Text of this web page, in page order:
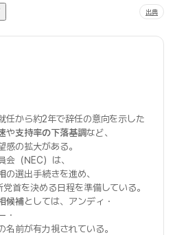
出典
任から約2年で辞任の意向を示した
や支持率の下落基調など、
感の拡大がある。
会（NEC）は、
の選出手続きを進め、
首を決める日程を準備している。
候補としては、アンディ・
・
名前が有力視されている。